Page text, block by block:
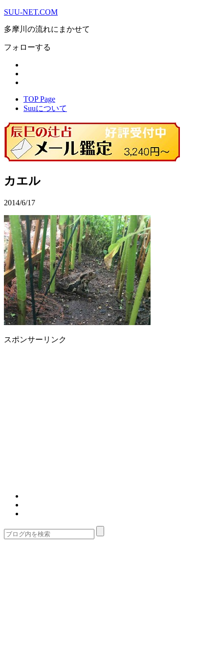
SUU-NET.COM
多摩川の流れにまかせて
フォローする
TOP Page
Suuについて
カエル
2014/6/17
スポンサーリンク